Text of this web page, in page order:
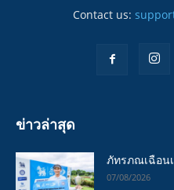
Contact us:
ข่าวล่าสุด
ภัทรภณเฉือน
07/08/2026